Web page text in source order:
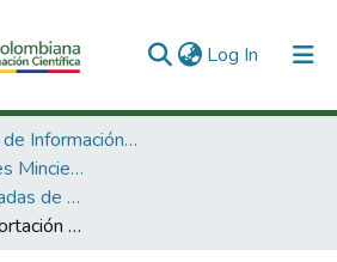
Log In (current)
3. Recursos de Información Científica y Tecnológica
3.2.2. Publicaciones Minciencias
Publicaciones seriadas de Minciencias
La Política de Importación Tecnológica en Colombia.